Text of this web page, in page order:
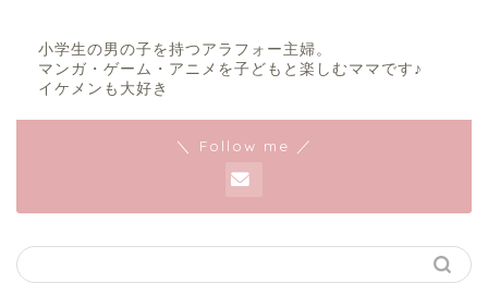
小学生の男の子を持つアラフォー主婦。
マンガ・ゲーム・アニメを子どもと楽しむママです♪
イケメンも大好き
＼ Follow me ／